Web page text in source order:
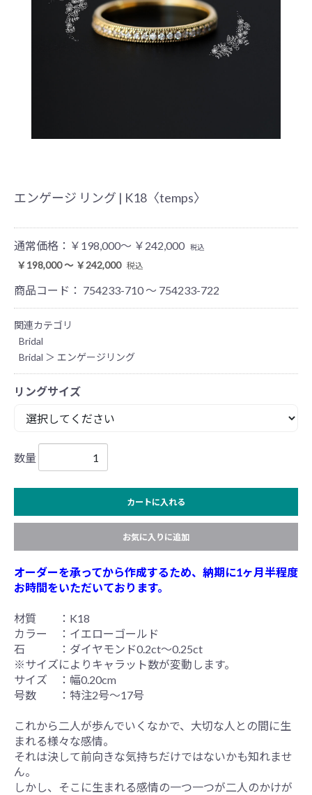
エンゲージ リング | K18〈temps〉
通常価格： ￥198,000～ ￥242,000 税込
￥198,000 ～ ￥242,000 税込
商品コード： 754233-710 ～ 754233-722
関連カテゴリ
Bridal
Bridal ＞ エンゲージリング
リングサイズ
数量
カートに入れる
お気に入りに追加
オーダーを承ってから作成するため、納期に1ヶ月半程度
お時間をいただいております。
材質 ：K18
カラー ：イエローゴールド
石 ：ダイヤモンド0.2ct〜0.25ct
※サイズによりキャラット数が変動します。
サイズ ：幅0.20cm
号数 ：特注2号〜17号
これから二人が歩んでいくなかで、大切な人との間に生
まれる様々な感情。
それは決して前向きな気持ちだけではないかも知れませ
ん。
しかし、そこに生まれる感情の一つ一つが二人のかけが